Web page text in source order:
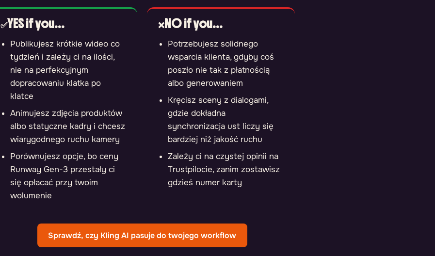
✅YES if you...
Publikujesz krótkie wideo co
tydzień i zależy ci na ilości,
nie na perfekcyjnym
dopracowaniu klatka po
klatce
Animujesz zdjęcia produktów
albo statyczne kadry i chcesz
wiarygodnego ruchu kamery
Porównujesz opcje, bo ceny
Runway Gen-3 przestały ci
się opłacać przy twoim
wolumenie
❌NO if you...
Potrzebujesz solidnego
wsparcia klienta, gdyby coś
poszło nie tak z płatnością
albo generowaniem
Kręcisz sceny z dialogami,
gdzie dokładna
synchronizacja ust liczy się
bardziej niż jakość ruchu
Zależy ci na czystej opinii na
Trustpilocie, zanim zostawisz
gdzieś numer karty
Sprawdź, czy Kling AI pasuje do twojego workflow